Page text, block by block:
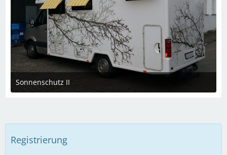
Sonnenschutz II
30. Juli 2024 um 12:07
Registrierung